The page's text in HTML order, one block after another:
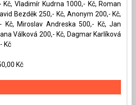
Vladimír Kudrna 1000,- Kč, Roman
Bezděk 250,- Kč, Anonym 200,- Kč,
Kč, Miroslav Andreska 500,- Kč, Jan
Válková 200,- Kč, Dagmar Karlíková
Kč
Kč